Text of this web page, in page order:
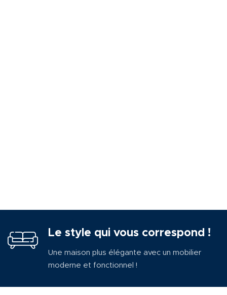
Le style qui vous correspond !
Une maison plus élégante avec un mobilier
moderne et fonctionnel !